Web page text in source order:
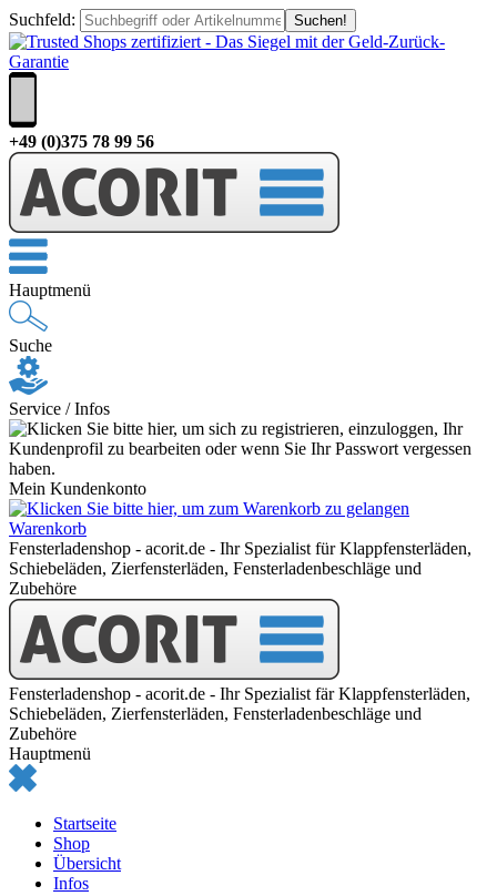
Suchfeld:
+49 (0)375 78 99 56
Hauptmenü
Suche
Service / Infos
Mein Kundenkonto
Warenkorb
Fensterladenshop - acorit.de - Ihr Spezialist für Klappfensterläden,
Schiebeläden, Zierfensterläden, Fensterladenbeschläge und
Zubehöre
Fensterladenshop - acorit.de - Ihr Spezialist fär Klappfensterläden,
Schiebeläden, Zierfensterläden, Fensterladenbeschläge und
Zubehöre
Hauptmenü
Startseite
Shop
Übersicht
Infos